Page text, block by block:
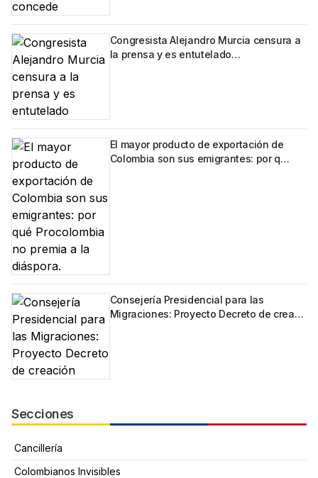
Congresista Alejandro Murcia censura a
la prensa y es entutelado…
El mayor producto de exportación de
Colombia son sus emigrantes: por q…
Consejería Presidencial para las
Migraciones: Proyecto Decreto de crea…
Secciones
Cancillería
Colombianos Invisibles